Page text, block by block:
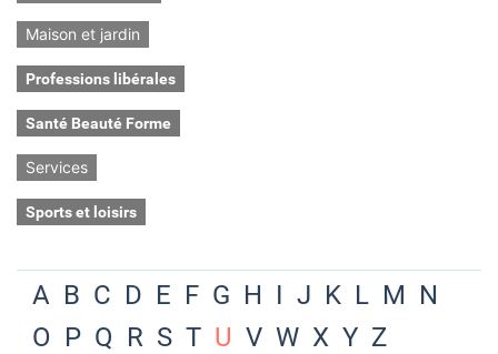
Maison et jardin
Professions libérales
Santé Beauté Forme
Services
Sports et loisirs
A B C D E F G H I J K L M N
O P Q R S T U V W X Y Z